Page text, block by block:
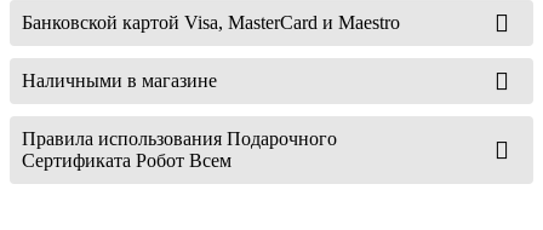
Банковской картой Visa, MasterCard и Maestro
Наличными в магазине
Правила использования Подарочного
Сертификата Робот Всем